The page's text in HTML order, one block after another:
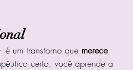
um transtorno que merece
certo, você aprende a